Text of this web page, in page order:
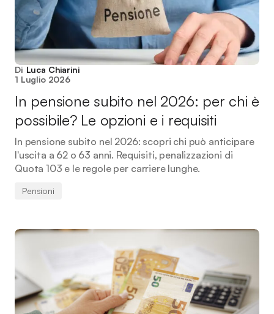
Di Luca Chiarini
1 Luglio 2026
In pensione subito nel 2026: per chi è
possibile? Le opzioni e i requisiti
In pensione subito nel 2026: scopri chi può anticipare
l'uscita a 62 o 63 anni. Requisiti, penalizzazioni di
Quota 103 e le regole per carriere lunghe.
Pensioni